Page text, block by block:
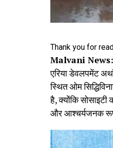
Thank you for
Malvani
एरिया डेवलपमेंट
स्थित ओम
है, क्योंकि सोसाइटी
और आश्चर्यजनक रूप